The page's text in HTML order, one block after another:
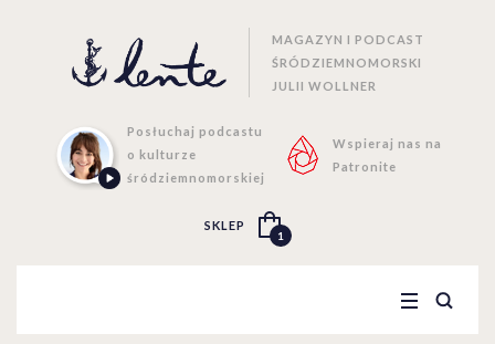
MAGAZYN I PODCAST
ŚRÓDZIEMNOMORSKI
JULII WOLLNER
Posłuchaj podcastu
o kulturze
śródziemnomorskiej
Wspieraj nas na
Patronite
SKLEP
1